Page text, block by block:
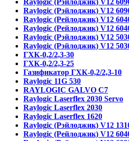
Raylogic (Рэйлоджик) V12
Raylogic (Рейлоджик) V12
Raylogic (Рейлоджик) V12
Raylogic (Рэйлоджик) V12
Raylogic (Рэйлоджик) V12
ГХК-0,2/2,3-30
ГХК-0,2/2,3-25
Газификатор ГХК-0,2/2,3-10
Raylogic 11G 530
RAYLOGIC GALVO С7
Raylogic Laserflex 2030 Servo
Raylogic Laserflex 2030
Raylogic Laserflex 1620
Raylogic (Рэйлоджик) V12
Raylogic (Рейлоджик) V12